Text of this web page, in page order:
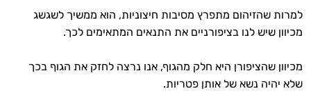
למרות שהזיהום מתפרץ מסיבות חיצוניות, הוא ממשיך לשגשג
מכיוון שיש לנו בציפורניים את התנאים המתאימים לכך.
מכיוון שהציפורן היא חלק מהגוף, אנו נרצה לחזק את הגוף בכך
שלא יהיה נשא של אותן פטריות.